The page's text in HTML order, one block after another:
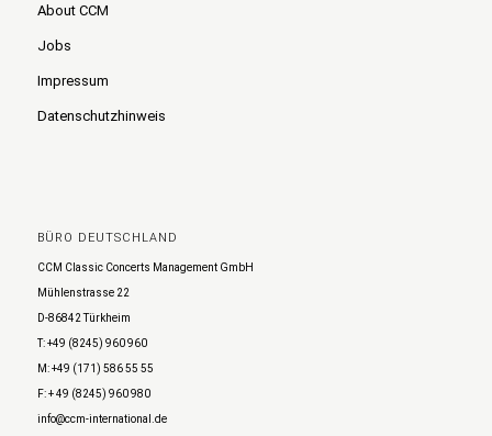
About CCM
Jobs
Impressum
Datenschutzhinweis
BÜRO DEUTSCHLAND
CCM Classic Concerts Management GmbH
Mühlenstrasse 22
D-86842 Türkheim
T: +49 (8245) 960 960
M: +49 (171) 586 55 55
F: + 49 (8245) 960 980
info@ccm-international.de